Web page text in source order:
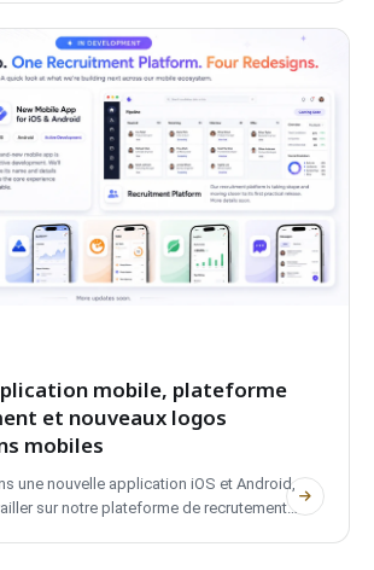
mobile, plateforme
et nouveaux logos
mobiles
une nouvelle application iOS et Android,
sur notre plateforme de recrutement